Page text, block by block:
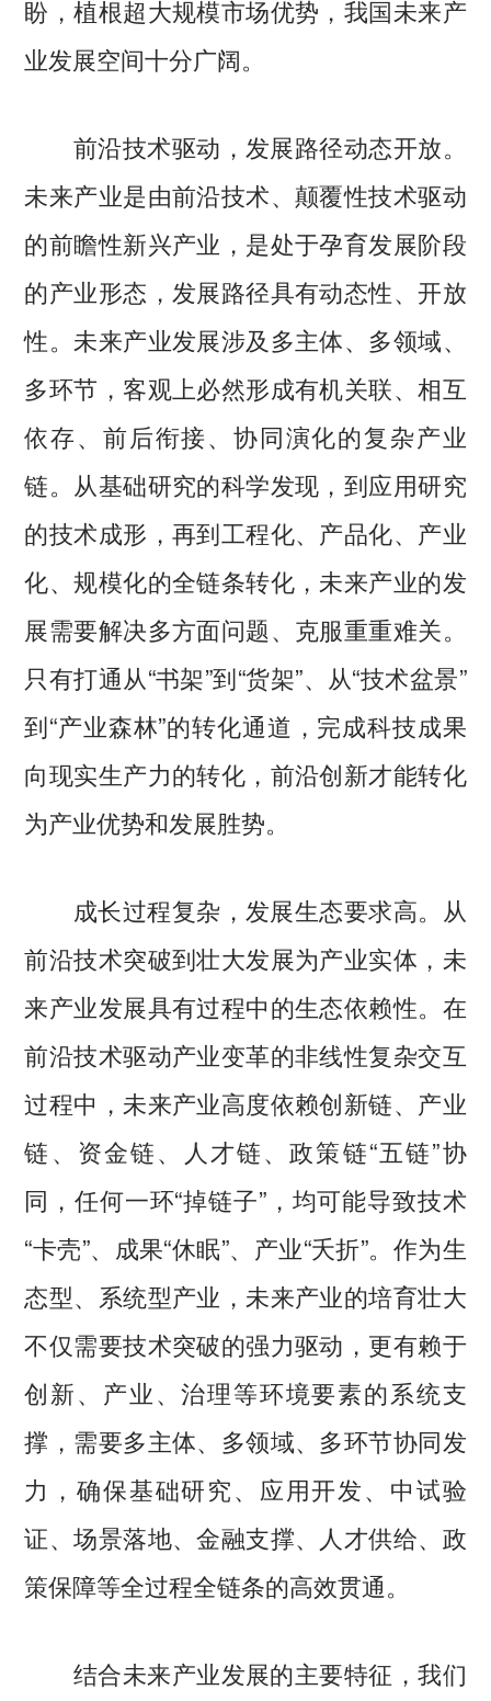
盼，植根超大规模市场优势，我国未来产
业发展空间十分广阔。
前沿技术驱动，发展路径动态开放。
未来产业是由前沿技术、颠覆性技术驱动
的前瞻性新兴产业，是处于孕育发展阶段
的产业形态，发展路径具有动态性、开放
性。未来产业发展涉及多主体、多领域、
多环节，客观上必然形成有机关联、相互
依存、前后衔接、协同演化的复杂产业
链。从基础研究的科学发现，到应用研究
的技术成形，再到工程化、产品化、产业
化、规模化的全链条转化，未来产业的发
展需要解决多方面问题、克服重重难关。
只有打通从“书架”到“货架”、从“技术盆景”
到“产业森林”的转化通道，完成科技成果
向现实生产力的转化，前沿创新才能转化
为产业优势和发展胜势。
成长过程复杂，发展生态要求高。从
前沿技术突破到壮大发展为产业实体，未
来产业发展具有过程中的生态依赖性。在
前沿技术驱动产业变革的非线性复杂交互
过程中，未来产业高度依赖创新链、产业
链、资金链、人才链、政策链“五链”协
同，任何一环“掉链子”，均可能导致技术
“卡壳”、成果“休眠”、产业“夭折”。作为生
态型、系统型产业，未来产业的培育壮大
不仅需要技术突破的强力驱动，更有赖于
创新、产业、治理等环境要素的系统支
撑，需要多主体、多领域、多环节协同发
力，确保基础研究、应用开发、中试验
证、场景落地、金融支撑、人才供给、政
策保障等全过程全链条的高效贯通。
结合未来产业发展的主要特征，我们